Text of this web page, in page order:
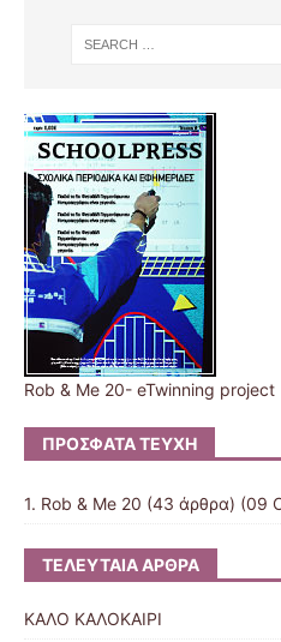
Rob & Me 20- eTwinning project
ΠΡΌΣΦΑΤΑ ΤΕΎΧΗ
1. Rob & Me 20 (43 άρθρα) (09
ΤΕΛΕΥΤΑΊΑ ΆΡΘΡΑ
ΚΑΛΟ ΚΑΛΟΚΑΙΡΙ